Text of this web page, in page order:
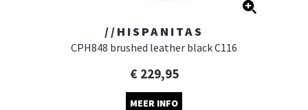
//HISPANITAS
CPH848 brushed leather black C116
€ 229,95
MEER INFO